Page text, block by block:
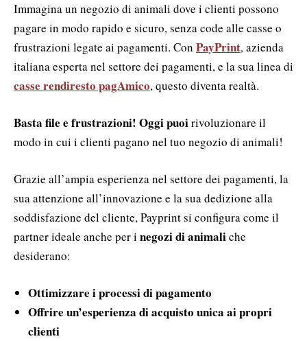
Immagina un negozio di animali dove i clienti possono
pagare in modo rapido e sicuro, senza code alle casse o
frustrazioni legate ai pagamenti. Con PayPrint, azienda
italiana esperta nel settore dei pagamenti, e la sua linea di
casse rendiresto pagAmico, questo diventa realtà.
Basta file e frustrazioni! Oggi puoirivoluzionare il
modo in cui i clienti pagano nel tuo negozio di animali!
Grazie all’ampia esperienza nel settore dei pagamenti, la
sua attenzione all’innovazione e la sua dedizione alla
soddisfazione del cliente, Payprint si configura come il
partner ideale anche per i negozi di animaliche
desiderano:
Ottimizzare i processi di pagamento
Offrire un’esperienza di acquisto unica ai propri
clienti